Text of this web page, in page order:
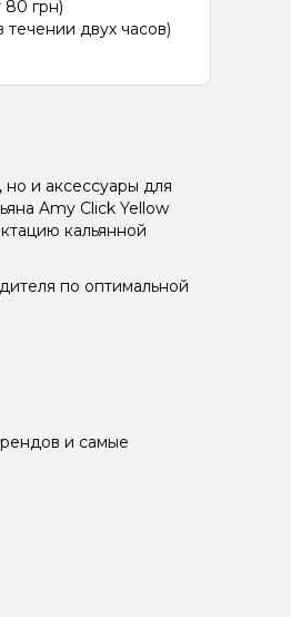
грн)
двух часов)
но и аксессуары для
Amy Click Yellow
кальянной
по оптимальной
и самые